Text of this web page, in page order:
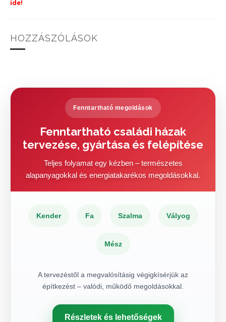
ide!
HOZZÁSZÓLÁSOK
Fenntartható megoldások
Fenntartható családi házak
tervezése, gyártása és felépítése
Teljes folyamat egy kézben – természetes
alapanyagokkal és energiatakarékos megoldásokkal.
Kender Fa Szalma Vályog
Mész
A tervezéstől a megvalósításig végigkísérjük az
építkezést – valódi, működő megoldásokkal.
Részletek és lehetőségek